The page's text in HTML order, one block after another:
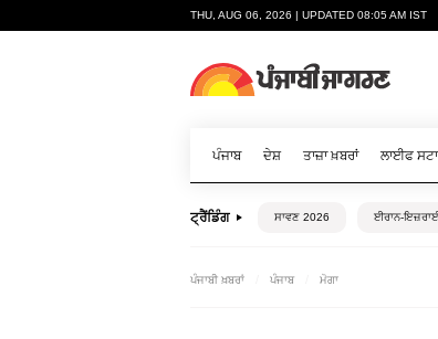
THU, AUG 06, 2026 | UPDATED 08:05 AM IST
ਪੰਜਾਬ ਦੇਸ਼ ਤਾਜ਼ਾ ਖ਼ਬਰਾਂ ਲਾਈਫ
ਟ੍ਰੈਂਡਿੰਗ ਸਾਵਣ 2026 ਈਰਾਨ-
ਪੰਜਾਬੀ ਖ਼ਬਰਾਂ ਪੰਜਾਬ ਮੋਗਾ